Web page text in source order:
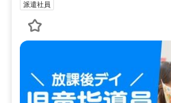
派遣社員